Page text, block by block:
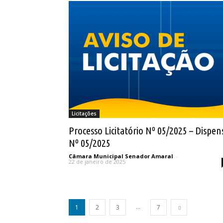
Licitações
Processo Licitatório Nº 05/2025 –
Nº 05/2025
Câmara Municipal Senador Amaral -
22 de janeiro de 2025
1 2 3 ... 7